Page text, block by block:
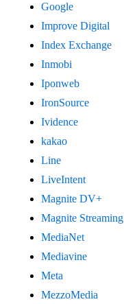
Google
Improve Digital
Index Exchange
Inmobi
Iponweb
IronSource
Ividence
kakao
Line
LiveIntent
Magnite DV+
Magnite Streaming
MediaNet
Mediavine
Meta
MezzoMedia